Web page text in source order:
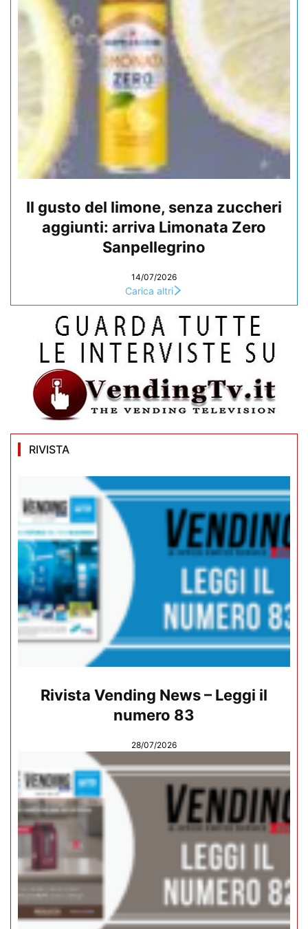
Il gusto del limone, senza zuccheri
aggiunti: arriva Limonata Zero
Sanpellegrino
14/07/2026
Carica altri
RIVISTA
Rivista Vending News – Leggi il
numero 83
28/07/2026